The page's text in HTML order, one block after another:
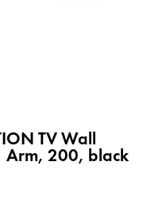
TV Wall
Arm, 200, black